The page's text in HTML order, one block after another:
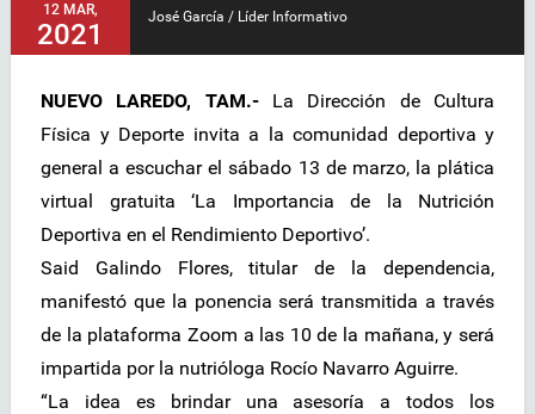
12 MAR,
2021
José García / Líder Informativo
NUEVO LAREDO, TAM.-La Dirección de Cultura
Física y Deporte invita a la comunidad deportiva y
general a escuchar el sábado 13 de marzo, la plática
virtual gratuita ‘La Importancia de la Nutrición
Deportiva en el Rendimiento Deportivo’.
Said Galindo Flores, titular de la dependencia,
manifestó que la ponencia será transmitida a través
de la plataforma Zoom a las 10 de la mañana, y será
impartida por la nutrióloga Rocío Navarro Aguirre.
“La idea es brindar una asesoría a todos los